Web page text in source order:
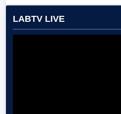
LABTV LIVE